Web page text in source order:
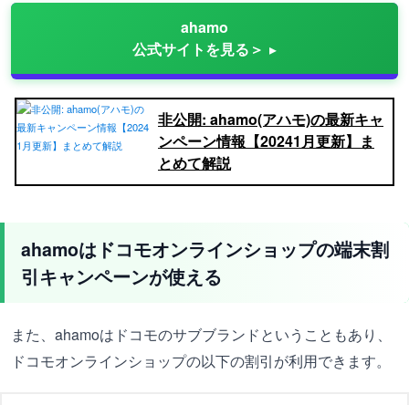
ahamo
公式サイトを見る＞
非公開: ahamo(アハモ)の最新キャ
ンペーン情報【20241月更新】ま
とめて解説
ahamoはドコモオンラインショップの端末割
引キャンペーンが使える
また、ahamoはドコモのサブブランドということもあり、
ドコモオンラインショップの以下の割引が利用できます。